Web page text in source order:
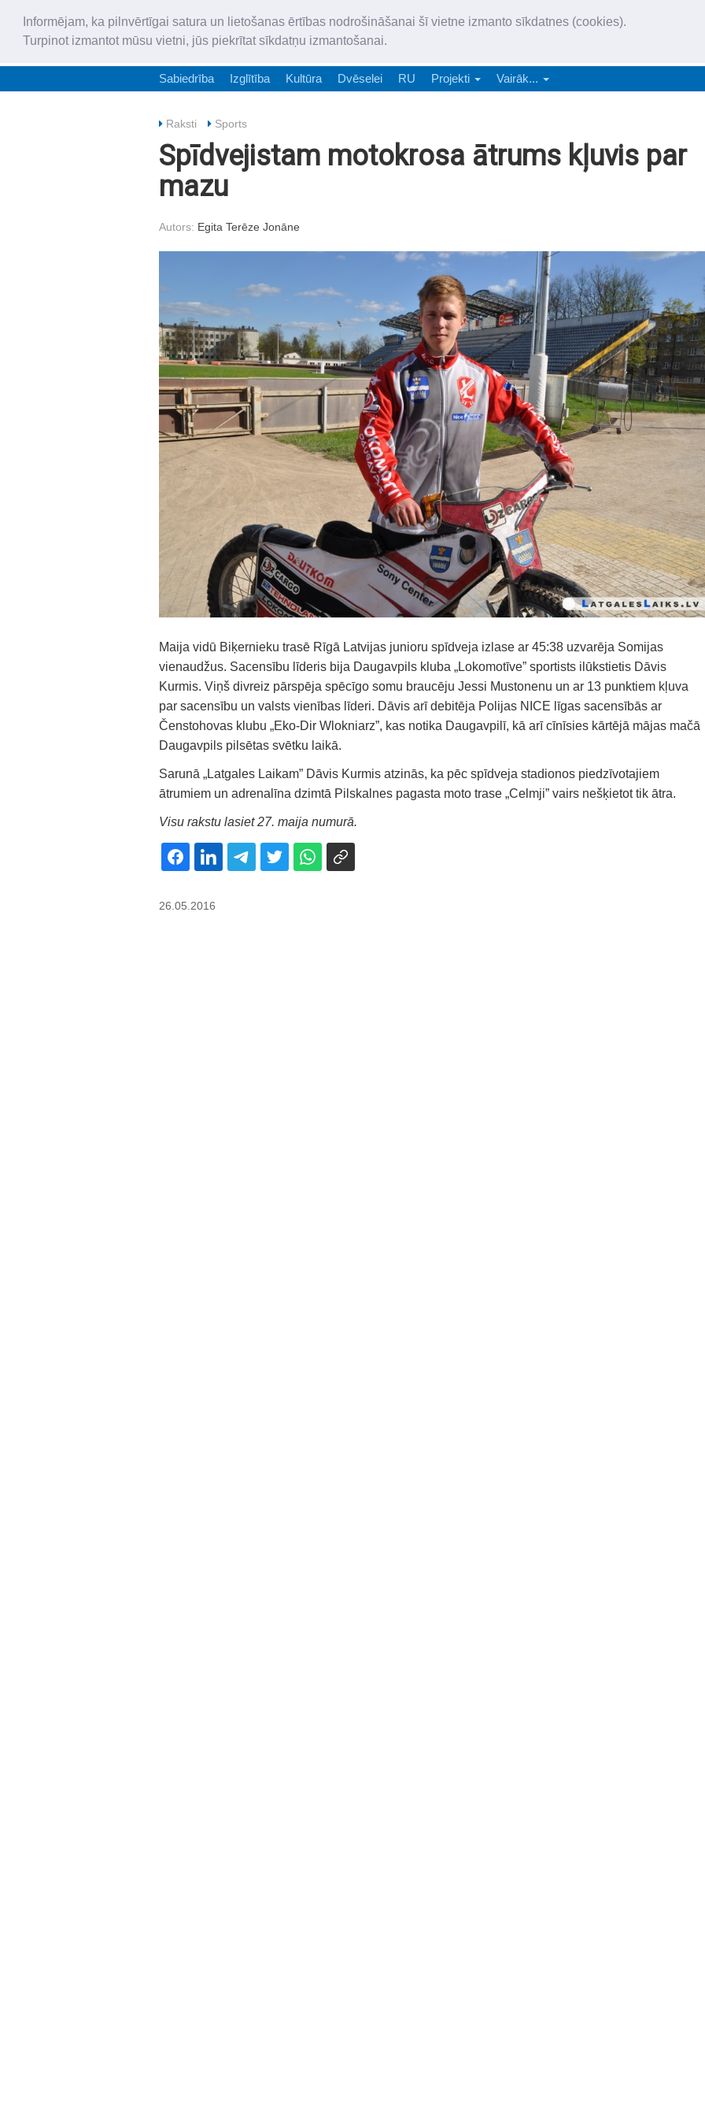
Informējam, ka pilnvērtīgai satura un lietošanas ērtības nodrošināšanai šī vietne izmanto sīkdatnes (cookies).
Turpinot izmantot mūsu vietni, jūs piekrītat sīkdatņu izmantošanai.
„Latgales Laiks” latviešu valodā aptver Daugavpils valstspilsētu,
Sabiedrība Izglītība Kultūra Dvēselei RU Projekti Vairāk...
Raksti Sports
Spīdvejistam motokrosa ātrums kļuvis par
mazu
Autors: Egita Terēze Jonāne
Maija vidū Biķernieku trasē Rīgā Latvijas junioru spīdveja izlase ar 45:38 uzvarēja Somijas
vienaudžus. Sacensību līderis bija Daugavpils kluba „Lokomotīve” sportists ilūkstietis Dāvis
Kurmis. Viņš divreiz pārspēja spēcīgo somu braucēju Jessi Mustonenu un ar 13 punktiem kļuva
par sacensību un valsts vienības līderi. Dāvis arī debitēja Polijas NICE līgas sacensībās ar
Čenstohovas klubu „Eko-Dir Wlokniarz”, kas notika Daugavpilī, kā arī cīnīsies kārtējā mājas mačā
Daugavpils pilsētas svētku laikā.
Sarunā „Latgales Laikam” Dāvis Kurmis atzinās, ka pēc spīdveja stadionos piedzīvotajiem
ātrumiem un adrenalīna dzimtā Pilskalnes pagasta moto trase „Celmji” vairs nešķietot tik ātra.
Visu rakstu lasiet 27. maija numurā.
26.05.2016